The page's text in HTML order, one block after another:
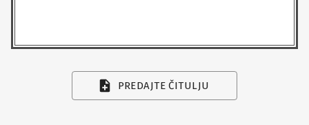
PREDAJTE ČITULJU